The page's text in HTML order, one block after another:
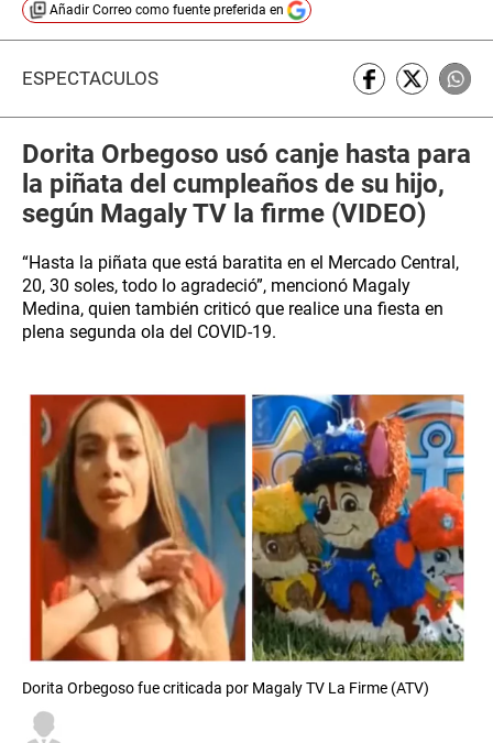
Añadir Correo como fuente preferida en
ESPECTÁCULOS
Dorita Orbegoso usó canje hasta para
la piñata del cumpleaños de su hijo,
según Magaly TV la firme (VIDEO)
“Hasta la piñata que está baratita en el Mercado Central,
20, 30 soles, todo lo agradeció”, mencionó Magaly
Medina, quien también criticó que realice una fiesta en
plena segunda ola del COVID-19.
Dorita Orbegoso fue criticada por Magaly TV La Firme (ATV)